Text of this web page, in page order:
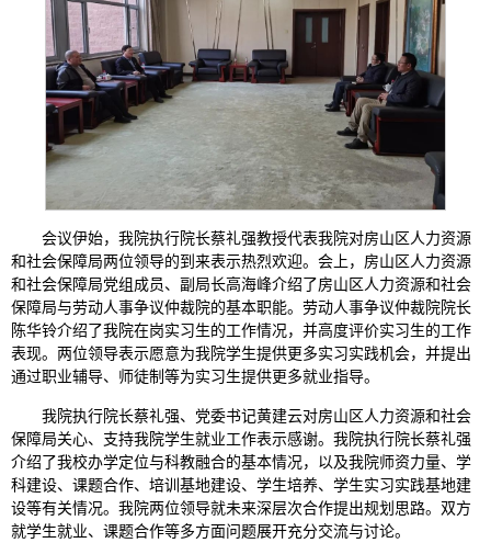
会议伊始，我院执行院长蔡礼强教授代表我院对房山区人力资源
和社会保障局两位领导的到来表示热烈欢迎。会上，房山区人力资源
和社会保障局党组成员、副局长高海峰介绍了房山区人力资源和社会
保障局与劳动人事争议仲裁院的基本职能。劳动人事争议仲裁院院长
陈华铃介绍了我院在岗实习生的工作情况，并高度评价实习生的工作
表现。两位领导表示愿意为我院学生提供更多实习实践机会，并提出
通过职业辅导、师徒制等为实习生提供更多就业指导。
我院执行院长蔡礼强、党委书记黄建云对房山区人力资源和社会
保障局关心、支持我院学生就业工作表示感谢。我院执行院长蔡礼强
介绍了我校办学定位与科教融合的基本情况，以及我院师资力量、学
科建设、课题合作、培训基地建设、学生培养、学生实习实践基地建
设等有关情况。我院两位领导就未来深层次合作提出规划思路。双方
就学生就业、课题合作等多方面问题展开充分交流与讨论。